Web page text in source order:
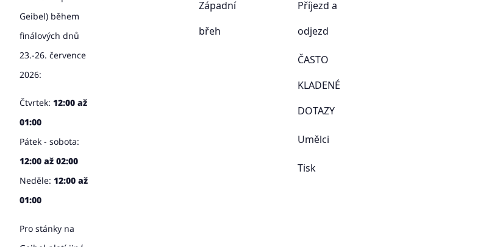
Geibel) během
finálových dnů
23.-26. července
2026:
Čtvrtek: 12:00 až
01:00
Pátek - sobota:
12:00 až 02:00
Neděle: 12:00 až
01:00
Pro stánky na
Západní
břeh
Příjezd a
odjezd
ČASTO
KLADENÉ
DOTAZY
Umělci
Tisk